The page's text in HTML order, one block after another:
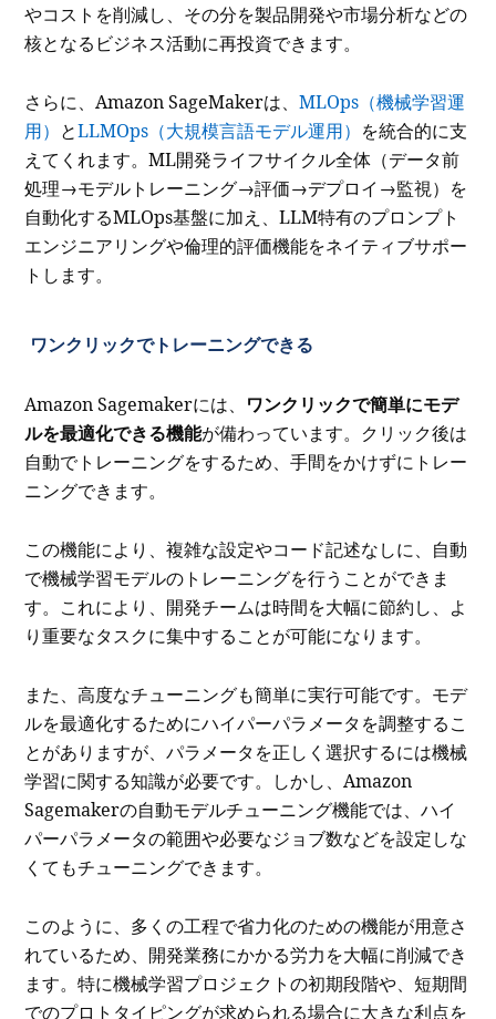
やコストを削減し、その分を製品開発や市場分析などの
核となるビジネス活動に再投資できます。
さらに、Amazon SageMakerは、MLOps（機械学習運
用） とLLMOps（大規模言語モデル運用） を統合的に支
えてくれます。ML開発ライフサイクル全体（データ前
処理→モデルトレーニング→評価→デプロイ→監視）を
自動化するMLOps基盤に加え、LLM特有のプロンプト
エンジニアリングや倫理的評価機能をネイティブサポー
トします。
ワンクリックでトレーニングできる
Amazon Sagemakerには、 ワンクリックで簡単にモデ
ルを最適化できる機能が備わっています。クリック後は
自動でトレーニングをするため、手間をかけずにトレー
ニングできます。
この機能により、複雑な設定やコード記述なしに、自動
で機械学習モデルのトレーニングを行うことができま
す。これにより、開発チームは時間を大幅に節約し、よ
り重要なタスクに集中することが可能になります。
また、高度なチューニングも簡単に実行可能です。モデ
ルを最適化するためにハイパーパラメータを調整するこ
とがありますが、パラメータを正しく選択するには機械
学習に関する知識が必要です。しかし、Amazon
Sagemakerの自動モデルチューニング機能では、ハイ
パーパラメータの範囲や必要なジョブ数などを設定しな
くてもチューニングできます。
このように、多くの工程で省力化のための機能が用意さ
れているため、開発業務にかかる労力を大幅に削減でき
ます。特に機械学習プロジェクトの初期段階や、短期間
でのプロトタイピングが求められる場合に大きな利点を